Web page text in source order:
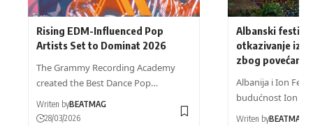
Rising EDM-Influenced Pop
Artists Set to Dominat 2026
The Grammy Recording Academy
created the Best Dance Pop…
Writen byBEATMAG
28/03/2026
Albanski
otkazivanje
zbog
Albanija i Ion
budućnost Ion
Writen byBEATMAG